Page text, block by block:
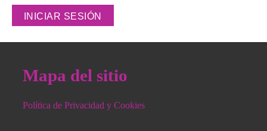
Mapa del sitio
Política de Privacidad y Cookies